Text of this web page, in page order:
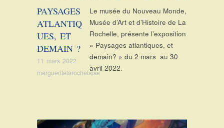
PAYSAGES
ATLANTIQ
UES, ET
DEMAIN ?
11 mars 2022
margueritelarochelaise
Le musée du Nouveau Monde,
Musée d’Art et d’Histoire de La
Rochelle, présente l’exposition
« Paysages atlantiques, et
demain? » du 2 mars au 30
avril 2022.